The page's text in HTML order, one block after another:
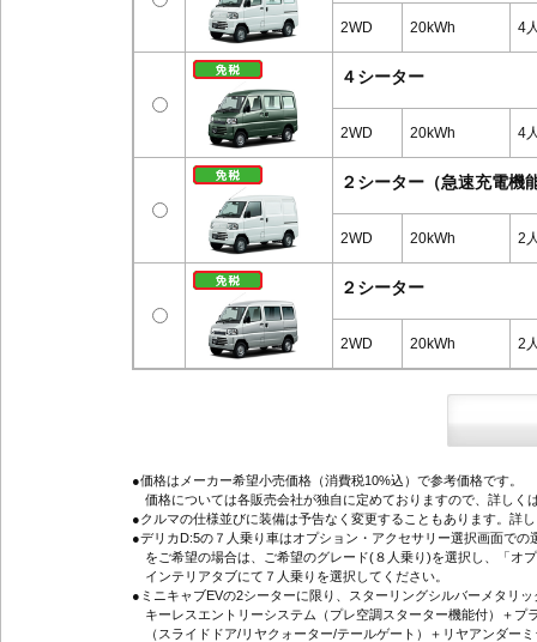
2WD 20kWh 4
４シーター
2WD 20kWh 4
２シーター（急速充電機
2WD 20kWh 2
２シーター
2WD 20kWh 2
●価格はメーカー希望小売価格（消費税10%込）で参考価格です。
価格については各販売会社が独自に定めておりますので、詳しく
●クルマの仕様並びに装備は予告なく変更することもあります。詳
●デリカD:5の７人乗り車はオプション・アクセサリー選択画面での
をご希望の場合は、ご希望のグレード(８人乗り)を選択し、「オ
インテリアタブにて７人乗りを選択してください。
●ミニキャブEVの2シーターに限り、スターリングシルバーメタリ
キーレスエントリーシステム（プレ空調スターター機能付）＋プ
（スライドドア/リヤクォーター/テールゲート）＋リヤアンダー